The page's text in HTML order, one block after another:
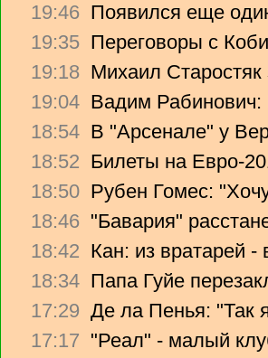
19:46 Появился еще
19:35 Переговоры с
19:18 Михаил Старостяк
19:04 Вадим
18:54 В "Арсенале" у
18:52 Билеты на Евро-
18:50 Рубен Гомес:
18:46 "Бавария"
18:42 Кан: из вратарей -
18:34 Папа Гуйе
17:29 Де ла Пенья: "Так
17:17 "Реал" - малый